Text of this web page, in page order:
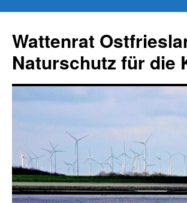
springen
Wattenrat
Naturschutz für die